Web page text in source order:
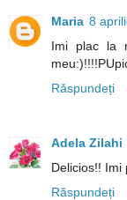
Maria 8
Imi plac la
Răspundeți
Adela Zilahi
Delicios!! Imi
Răspundeți